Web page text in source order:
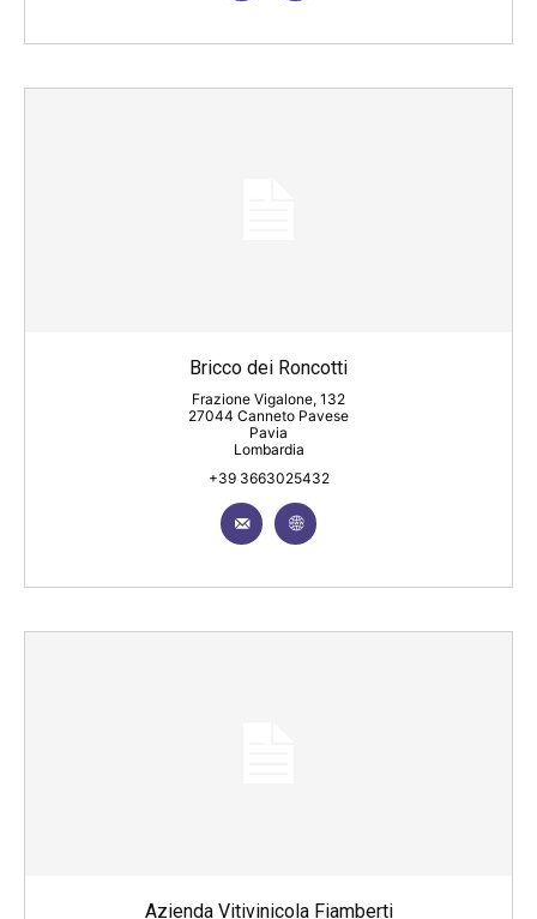
Bricco dei Roncotti
Frazione Vigalone, 132
27044 Canneto Pavese
Pavia
Lombardia
+39 3663025432
Azienda Vitivinicola Fiamberti